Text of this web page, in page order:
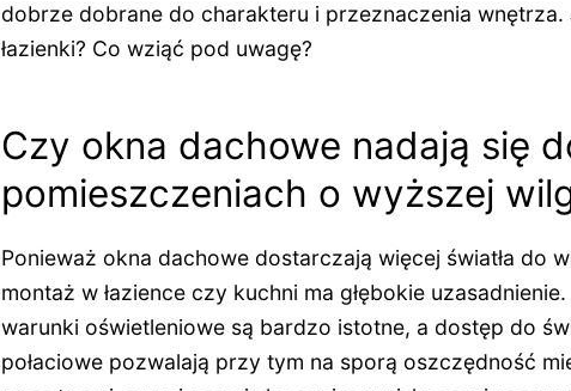
dobrze dobrane do charakteru i przeznaczenia
łazienki? Co wziąć pod uwagę?
Czy okna dachowe nadają się
pomieszczeniach o wyższej
Ponieważ okna dachowe dostarczają więcej światła do
montaż w łazience czy kuchni ma głębokie
warunki oświetleniowe są bardzo istotne, a dostęp do
połaciowe pozwalają przy tym na sporą oszczędność